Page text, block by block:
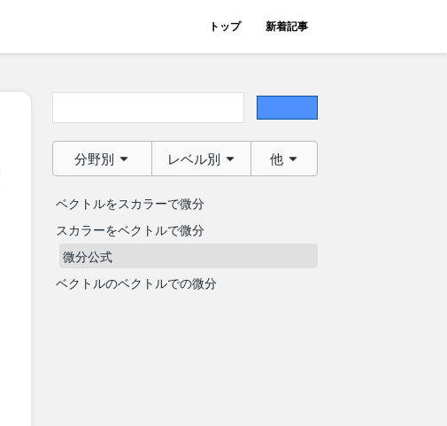
トップ 新着記事
分野別 レベル別 他
ベクトルをスカラーで微分
スカラーをベクトルで微分
微分公式
ベクトルのベクトルでの微分